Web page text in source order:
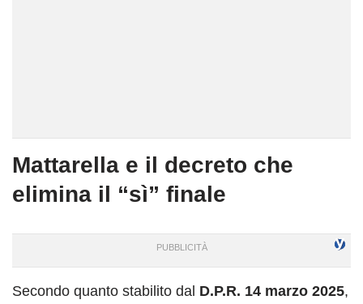
Mattarella e il decreto che
elimina il “sì” finale
Secondo quanto stabilito dal D.P.R. 14 marzo 2025,